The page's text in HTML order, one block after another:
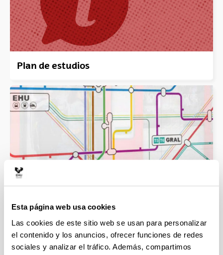
Esta página web usa cookies
Las cookies de este sitio web se usan para personalizar
el contenido y los anuncios, ofrecer funciones de redes
sociales y analizar el tráfico. Además, compartimos
Plan de estudios